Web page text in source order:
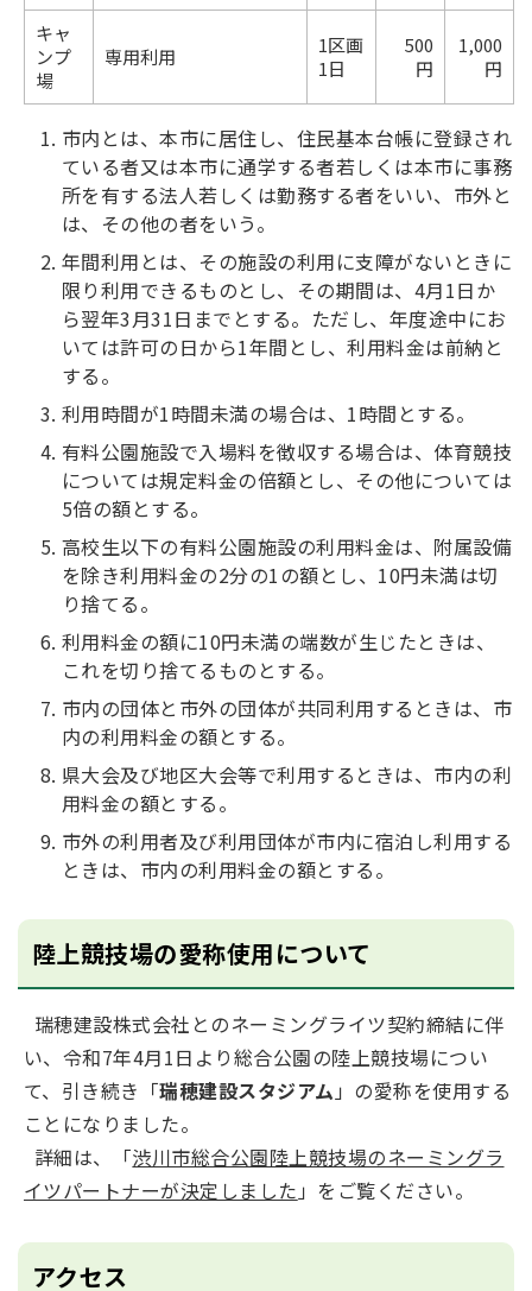
キャ
ンプ
場
専用利用
1区画
1日
500
円
1,000
円
市内とは、本市に居住し、住民基本台帳に登録され
ている者又は本市に通学する者若しくは本市に事務
所を有する法人若しくは勤務する者をいい、市外と
は、その他の者をいう。
年間利用とは、その施設の利用に支障がないときに
限り利用できるものとし、その期間は、4月1日か
ら翌年3月31日までとする。ただし、年度途中にお
いては許可の日から1年間とし、利用料金は前納と
する。
利用時間が1時間未満の場合は、1時間とする。
有料公園施設で入場料を徴収する場合は、体育競技
については規定料金の倍額とし、その他については
5倍の額とする。
高校生以下の有料公園施設の利用料金は、附属設備
を除き利用料金の2分の1の額とし、10円未満は切
り捨てる。
利用料金の額に10円未満の端数が生じたときは、
これを切り捨てるものとする。
市内の団体と市外の団体が共同利用するときは、市
内の利用料金の額とする。
県大会及び地区大会等で利用するときは、市内の利
用料金の額とする。
市外の利用者及び利用団体が市内に宿泊し利用する
ときは、市内の利用料金の額とする。
陸上競技場の愛称使用について
瑞穂建設株式会社とのネーミングライツ契約締結に伴
い、令和7年4月1日より総合公園の陸上競技場につい
て、引き続き「瑞穂建設スタジアム 」の愛称を使用する
ことになりました。
詳細は、「渋川市総合公園陸上競技場のネーミングラ
イツパートナーが決定しました 」をご覧ください。
アクセス